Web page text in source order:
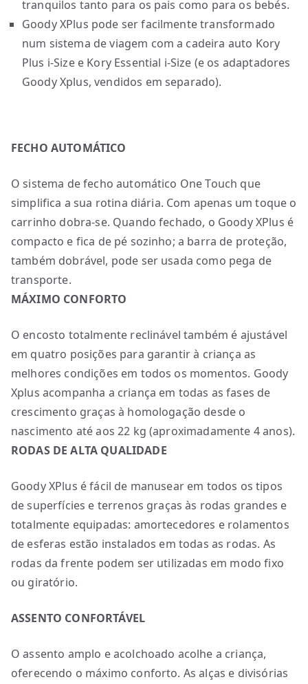
tranquilos tanto para os pais como para os bebés.
Goody XPlus pode ser facilmente transformado
num sistema de viagem com a cadeira auto Kory
Plus i-Size e Kory Essential i-Size (e os adaptadores
Goody Xplus, vendidos em separado).
FECHO AUTOMÁTICO
O sistema de fecho automático One Touch que
simplifica a sua rotina diária. Com apenas um toque o
carrinho dobra-se. Quando fechado, o Goody XPlus é
compacto e fica de pé sozinho; a barra de proteção,
também dobrável, pode ser usada como pega de
transporte.
MÁXIMO CONFORTO
O encosto totalmente reclinável também é ajustável
em quatro posições para garantir à criança as
melhores condições em todos os momentos. Goody
Xplus acompanha a criança em todas as fases de
crescimento graças à homologação desde o
nascimento até aos 22 kg (aproximadamente 4 anos).
RODAS DE ALTA QUALIDADE
Goody XPlus é fácil de manusear em todos os tipos
de superfícies e terrenos graças às rodas grandes e
totalmente equipadas: amortecedores e rolamentos
de esferas estão instalados em todas as rodas. As
rodas da frente podem ser utilizadas em modo fixo
ou giratório.
ASSENTO CONFORTÁVEL
O assento amplo e acolchoado acolhe a criança,
oferecendo o máximo conforto. As alças e divisórias